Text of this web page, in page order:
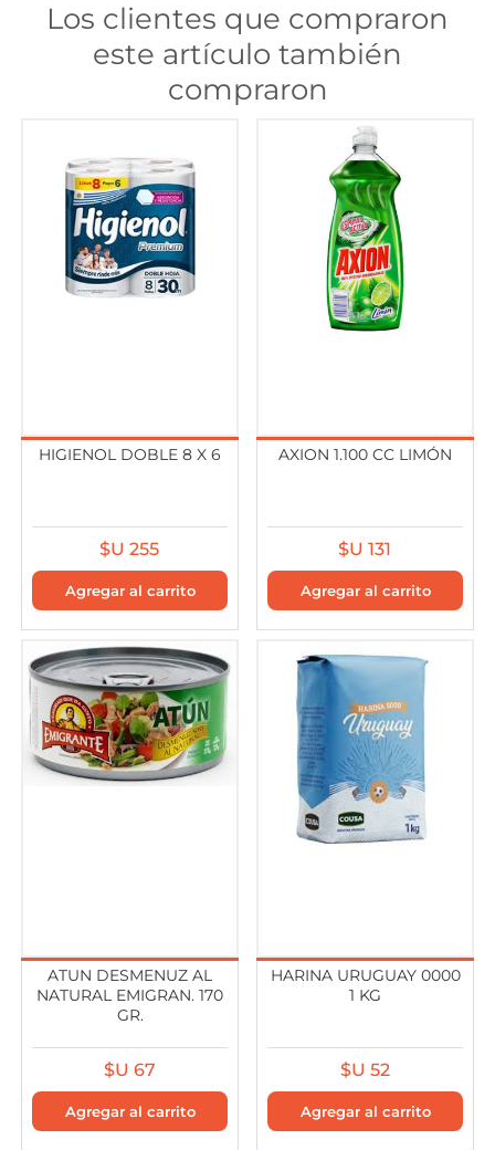
Los clientes que compraron
este artículo también
compraron
HIGIENOL DOBLE 8 X 6
$U 255
AXION 1.100 CC LIMÓN
$U 131
ATUN DESMENUZ AL
NATURAL EMIGRAN. 170
GR.
$U 67
HARINA URUGUAY 0000
1 KG
$U 52